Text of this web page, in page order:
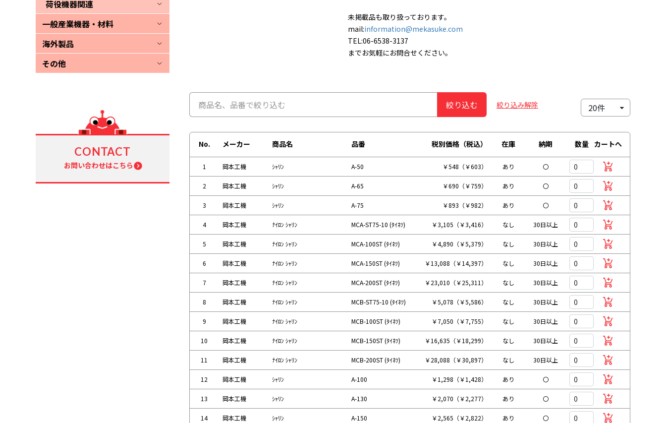
荷役機器関連
一般産業機器・材料
海外製品
その他
CONTACT
お問い合わせはこちら
未掲載品も取り扱っております。
mail:information@mekasuke.com
TEL:06-6538-3137
までお気軽にお問合せください。
絞り込む 絞り込み解除
No. メーカー 商品名 品番 税別価格（税込） 在庫 納期 数量 カートへ
1 岡本工機 ｼｬﾘﾝ A-50 ￥548（￥603） あり 〇
2 岡本工機 ｼｬﾘﾝ A-65 ￥690（￥759） あり 〇
3 岡本工機 ｼｬﾘﾝ A-75 ￥893（￥982） あり 〇
4 岡本工機 ﾅｲﾛﾝ ｼｬﾘﾝ MCA-ST75-10 (ﾀｲﾈﾂ) ￥3,105（￥3,416） なし 30日以上
5 岡本工機 ﾅｲﾛﾝ ｼｬﾘﾝ MCA-100ST (ﾀｲﾈﾂ) ￥4,890（￥5,379） なし 30日以上
6 岡本工機 ﾅｲﾛﾝ ｼｬﾘﾝ MCA-150ST (ﾀｲﾈﾂ) ￥13,088（￥14,397） なし 30日以上
7 岡本工機 ﾅｲﾛﾝ ｼｬﾘﾝ MCA-200ST (ﾀｲﾈﾂ) ￥23,010（￥25,311） なし 30日以上
8 岡本工機 ﾅｲﾛﾝ ｼｬﾘﾝ MCB-ST75-10 (ﾀｲﾈﾂ) ￥5,078（￥5,586） なし 30日以上
9 岡本工機 ﾅｲﾛﾝ ｼｬﾘﾝ MCB-100ST (ﾀｲﾈﾂ) ￥7,050（￥7,755） なし 30日以上
10 岡本工機 ﾅｲﾛﾝ ｼｬﾘﾝ MCB-150ST (ﾀｲﾈﾂ) ￥16,635（￥18,299） なし 30日以上
11 岡本工機 ﾅｲﾛﾝ ｼｬﾘﾝ MCB-200ST (ﾀｲﾈﾂ) ￥28,088（￥30,897） なし 30日以上
12 岡本工機 ｼｬﾘﾝ A-100 ￥1,298（￥1,428） あり 〇
13 岡本工機 ｼｬﾘﾝ A-130 ￥2,070（￥2,277） あり 〇
14 岡本工機 ｼｬﾘﾝ A-150 ￥2,565（￥2,822） あり 〇